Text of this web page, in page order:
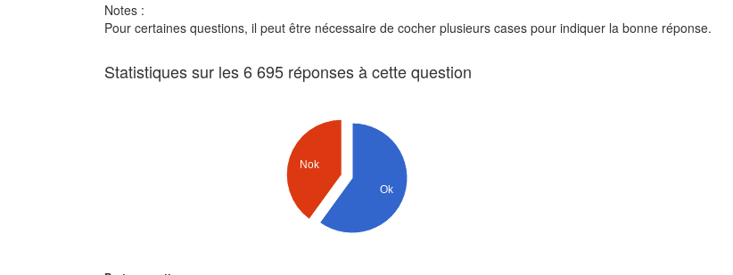
Notes :
Pour certaines questions, il peut être nécessaire de cocher plusieurs cases pour indiquer la bonne réponse.
Statistiques sur les 6 695 réponses à cette question
Nok
Ok